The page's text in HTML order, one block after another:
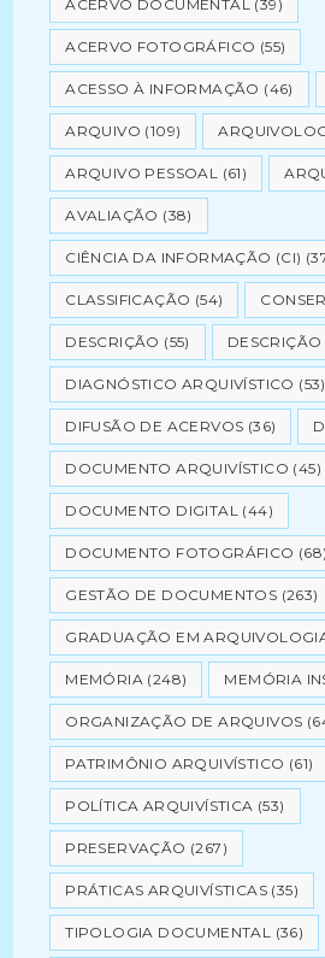
ACERVO DOCUMENTAL (39)
ACERVO FOTOGRÁFICO (55)
ACESSO À INFORMAÇÃO (46)
ARQUIVO (109)
ARQUIVO PESSOAL (61)
AVALIAÇÃO (38)
CIÊNCIA DA INFORMAÇÃO (CI)
CLASSIFICAÇÃO (54)
DESCRIÇÃO (55)
DIAGNÓSTICO ARQUIVÍSTICO (53)
DIFUSÃO DE ACERVOS (36)
DOCUMENTO ARQUIVÍSTICO (45)
DOCUMENTO DIGITAL (44)
DOCUMENTO FOTOGRÁFICO (68)
GESTÃO DE DOCUMENTOS (263)
GRADUAÇÃO EM
MEMÓRIA (248) MEMÓRIA
ORGANIZAÇÃO DE ARQUIVOS
PATRIMÔNIO ARQUIVÍSTICO (61)
POLÍTICA ARQUIVÍSTICA (53)
PRESERVAÇÃO (267)
PRÁTICAS ARQUIVÍSTICAS (35)
TIPOLOGIA DOCUMENTAL (36)